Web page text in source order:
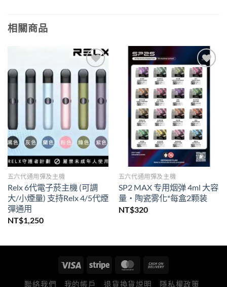
相關商品
Add to
wishlist
五六代通用彈及主機
Relx 6代電子菸主機 (可調
大/小煙量) 支持Relx 4/5代煙
彈通用
NT$1,250
Add to
wishlist
五六代通用彈及主機
SP2 MAX 专用烟弹 4ml 大容
量・陶瓷雾化*每盒2颗装
NT$320
聯絡我們 我的帳戶 退貨換貨説明 隱私權政策